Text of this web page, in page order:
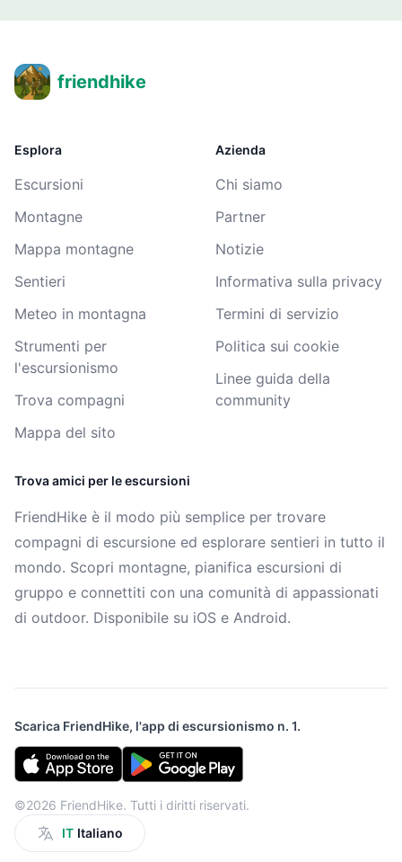
friendhike
Esplora
Escursioni
Montagne
Mappa montagne
Sentieri
Meteo in montagna
Strumenti per
l'escursionismo
Trova compagni
Mappa del sito
Azienda
Chi siamo
Partner
Notizie
Informativa sulla privacy
Termini di servizio
Politica sui cookie
Linee guida della
community
Trova amici per le escursioni
FriendHike è il modo più semplice per trovare
compagni di escursione ed esplorare sentieri in tutto il
mondo. Scopri montagne, pianifica escursioni di
gruppo e connettiti con una comunità di appassionati
di outdoor. Disponibile su iOS e Android.
Scarica FriendHike, l'app di escursionismo n. 1.
©2026 FriendHike. Tutti i diritti riservati.
IT Italiano